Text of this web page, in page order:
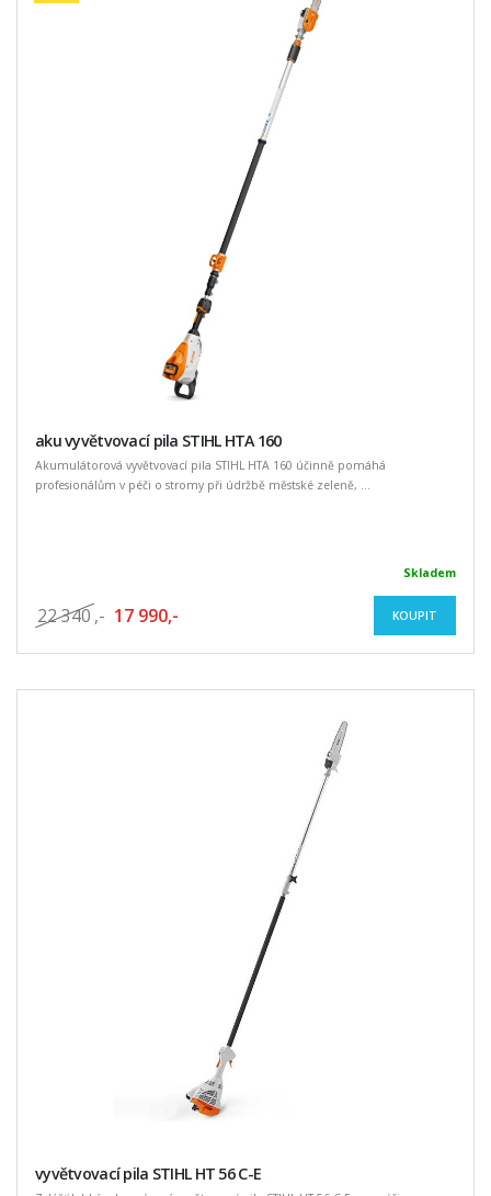
aku vyvětvovací pila STIHL HTA 160
Akumulátorová vyvětvovací pila STIHL HTA 160 účinně pomáhá
profesionálům v péči o stromy při údržbě městské zeleně, ...
Skladem
22 340 ,- 17 990,- KOUPIT
vyvětvovací pila STIHL HT 56 C-E